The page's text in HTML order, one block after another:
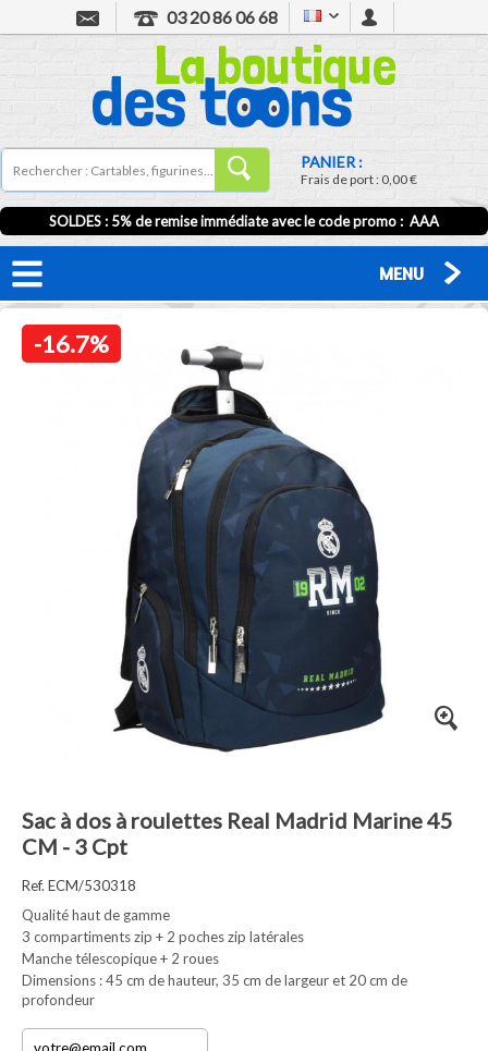
03 20 86 06 68
PANIER :
Frais de port :0,00 €
SOLDES : 5% de remise immédiate avec le code promo : AAA
MENU
-16.7%
Sac à dos à roulettes Real Madrid Marine 45
CM - 3 Cpt
Ref. ECM/530318
Qualité haut de gamme
3 compartiments zip + 2 poches zip latérales
Manche télescopique + 2 roues
Dimensions : 45 cm de hauteur, 35 cm de largeur et 20 cm de
profondeur